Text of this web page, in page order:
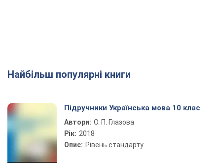
Найбільш популярні книги
Підручники Українська мова 10 клас
Автори: О. П. Глазова
Рік: 2018
Опис: Рівень стандарту